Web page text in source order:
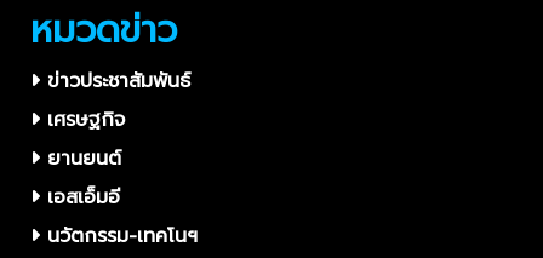
หมวดข่าว
ข่าวประชาสัมพันธ์
เศรษฐกิจ
ยานยนต์
เอสเอ็มอี
นวัตกรรม-เทคโนฯ